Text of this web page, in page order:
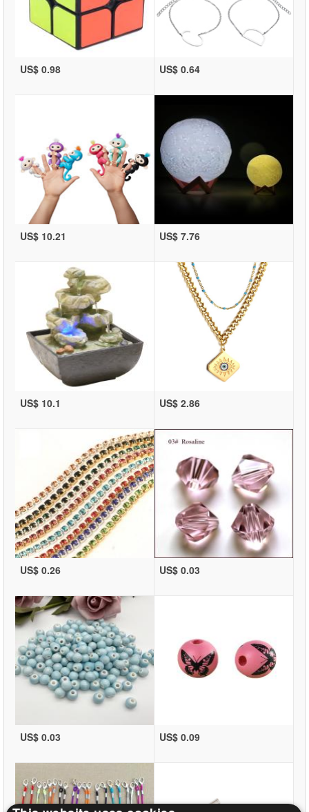
US$ 0.98 US$ 0.64
US$ 10.21 US$ 7.76
US$ 10.1 US$ 2.86
US$ 0.26 US$ 0.03
US$ 0.03 US$ 0.09